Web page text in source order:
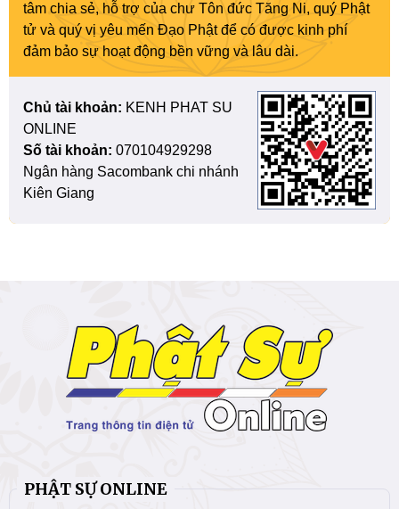
tâm chia sẻ, hỗ trợ của chư Tôn đức Tăng Ni, quý Phật
tử và quý vị yêu mến Đạo Phật để có được kinh phí
đảm bảo sự hoạt động bền vững và lâu dài.
Chủ tài khoản: KENH PHAT SU
ONLINE
Số tài khoản: 070104929298
Ngân hàng Sacombank chi nhánh
Kiên Giang
PHẬT SỰ ONLINE